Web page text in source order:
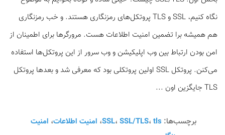
نگاه کنیم، SSL و TLS پروتکل‌های رمزنگاری هستند. و خب رمزنگاری
هم همیشه برا تضمین امنیت اطلاعات هست. مرورگرها برای اطمینان از
امن بودن ارتباط بین وب اپلیکیشن و وب سرور از این پروتکل‌ها استفاده
می‌کنن. پروتکل SSL اولین پروتکلی بود که معرفی شد و بعدها پروتکل
TLS جایگزین اون ...
برچسب‌ها: SSL،SSL/TLS،tls ، امنیت اطلاعات، امنیت